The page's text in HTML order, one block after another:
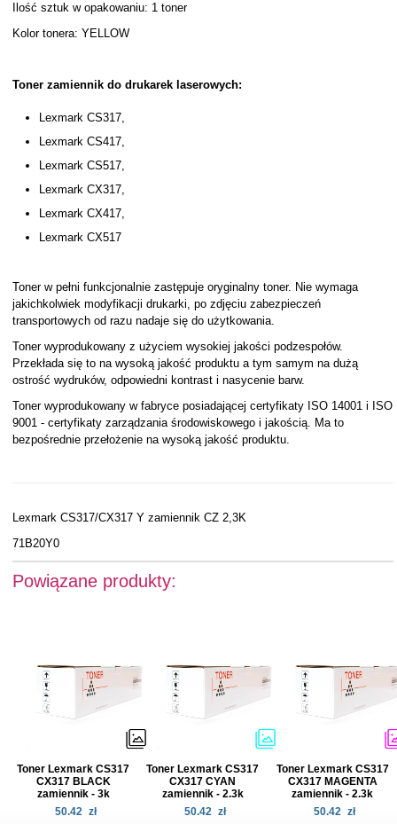
Ilość sztuk w opakowaniu: 1 toner
Kolor tonera: YELLOW
Toner zamiennik do drukarek laserowych:
Lexmark CS317,
Lexmark CS417,
Lexmark CS517,
Lexmark CX317,
Lexmark CX417,
Lexmark CX517
Toner w pełni funkcjonalnie zastępuje oryginalny toner. Nie wymaga
jakichkolwiek modyfikacji drukarki, po zdjęciu zabezpieczeń
transportowych od razu nadaje się do użytkowania.
Toner wyprodukowany z użyciem wysokiej jakości podzespołów.
Przekłada się to na wysoką jakość produktu a tym samym na dużą
ostrość wydruków, odpowiedni kontrast i nasycenie barw.
Toner wyprodukowany w fabryce posiadającej certyfikaty ISO 14001 i ISO
9001 - certyfikaty zarządzania środowiskowego i jakością. Ma to
bezpośrednie przełożenie na wysoką jakość produktu.
Lexmark CS317/CX317 Y zamiennik CZ 2,3K
71B20Y0
Powiązane produkty:
Toner Lexmark CS317
CX317 BLACK
zamiennik - 3k
50.42 zł
Toner Lexmark CS317
CX317 CYAN
zamiennik - 2.3k
50.42 zł
Toner Lexmark CS317
CX317 MAGENTA
zamiennik - 2.3k
50.42 zł